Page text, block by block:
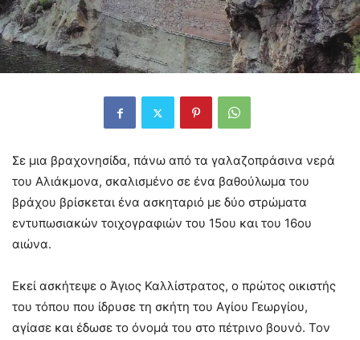
Σε μια βραχονησίδα, πάνω από τα γαλαζοπράσινα νερά
του Αλιάκμονα, σκαλισμένο σε ένα βαθούλωμα του
βράχου βρίσκεται ένα ασκηταριό με δύο στρώματα
εντυπωσιακών τοιχογραφιών του 15ου και του 16ου
αιώνα.
Εκεί ασκήτεψε ο Άγιος Καλλίστρατος, ο πρώτος οικιστής
του τόπου που ίδρυσε τη σκήτη του Αγίου Γεωργίου,
αγίασε και έδωσε το όνομά του στο πέτρινο βουνό. Τον